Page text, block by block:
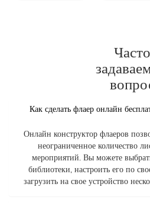
Часто
Как сделать флаер онлайн
Онлайн конструктор флаеров
неограниченное количество
мероприятий. Вы можете
библиотеки, настроить его по
загрузить на свое устройство